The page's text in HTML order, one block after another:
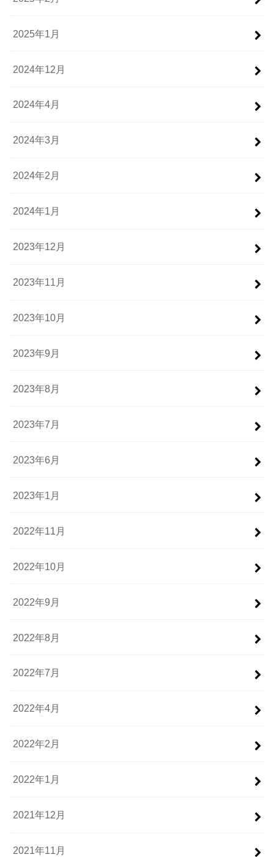
2025年1月
2024年12月
2024年4月
2024年3月
2024年2月
2024年1月
2023年12月
2023年11月
2023年10月
2023年9月
2023年8月
2023年7月
2023年6月
2023年1月
2022年11月
2022年10月
2022年9月
2022年8月
2022年7月
2022年4月
2022年2月
2022年1月
2021年12月
2021年11月